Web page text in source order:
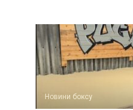
Новини боксу